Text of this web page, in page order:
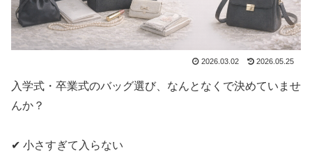
2026.03.02 2026.05.25
入学式・卒業式のバッグ選び、なんとなくで決めていませ
んか？
✔ 小さすぎて入らない